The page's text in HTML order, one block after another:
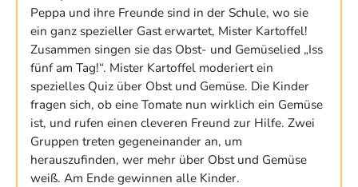
Peppa und ihre Freunde sind in der Schule, wo sie
ein ganz spezieller Gast erwartet, Mister Kartoffel!
Zusammen singen sie das Obst- und Gemüselied „Iss
fünf am Tag!“. Mister Kartoffel moderiert ein
spezielles Quiz über Obst und Gemüse. Die Kinder
fragen sich, ob eine Tomate nun wirklich ein Gemüse
ist, und rufen einen cleveren Freund zur Hilfe. Zwei
Gruppen treten gegeneinander an, um
herauszufinden, wer mehr über Obst und Gemüse
weiß. Am Ende gewinnen alle Kinder.